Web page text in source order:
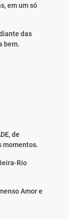
em um só
das
bem.
de
momentos.
Rio
Amor e